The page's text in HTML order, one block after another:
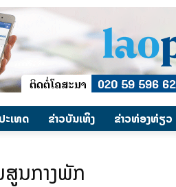
ະເທດ ​ຂ່າວບັນເທິງ ​ຂ່າວທ່ອງທ່ຽວ
ສູນກາງພັກ